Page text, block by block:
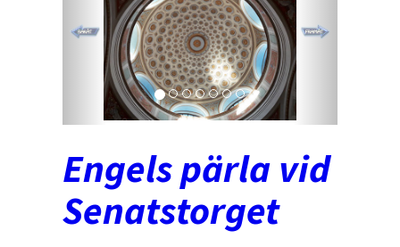
Engels pärla vid
Senatstorget